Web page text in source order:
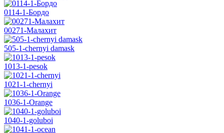
0114-1-Бордо
00271-Малахит
505-1-chernyi damask
1013-1-pesok
1021-1-chernyi
1036-1-Orange
1040-1-goluboi